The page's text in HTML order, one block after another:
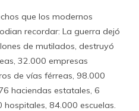
que los modernos
recordar: La guerra dejó
de mutilados, destruyó
32.000 empresas
de vías férreas, 98.000
haciendas estatales, 6
84.000 escuelas.